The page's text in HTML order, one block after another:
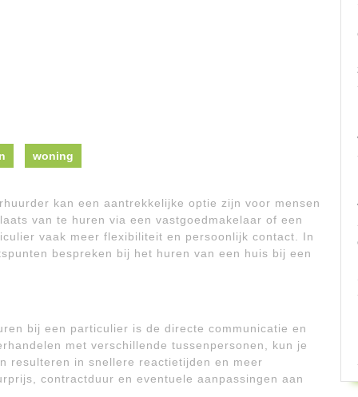
woning
kan een aantrekkelijke optie zijn voor mensen
van te huren via een vastgoedmakelaar of een
vaak meer flexibiliteit en persoonlijk contact. In
bespreken bij het huren van een huis bij een
bij een particulier is de directe communicatie en
met verschillende tussenpersonen, kun je
resulteren in snellere reactietijden en meer
contractduur en eventuele aanpassingen aan